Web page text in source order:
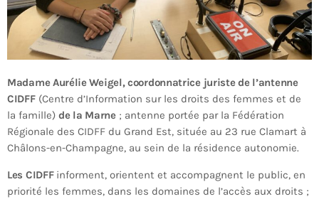
Madame Aurélie Weigel, coordonnatrice juriste de l’antenne
CIDFF(Centre d’Information sur les droits des femmes et de
la famille) de la Marne; antenne portée par la Fédération
Régionale des CIDFF du Grand Est, située au 23 rue Clamart à
Châlons-en-Champagne, au sein de la résidence autonomie.
Les CIDFF informent, orientent et accompagnent le public, en
priorité les femmes, dans les domaines de l’accès aux droits ;